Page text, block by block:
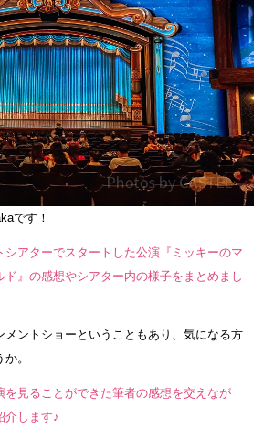
です！
アターでスタートした公演『ミッキーのマ
ド』の感想やシアター内の様子をまとめまし
メントショーということもあり、気になる方
。
を見ることができた筆者の感想を交えなが
介します♪